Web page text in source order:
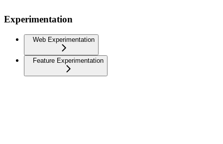
Experimentation
Web Experimentation
Feature Experimentation